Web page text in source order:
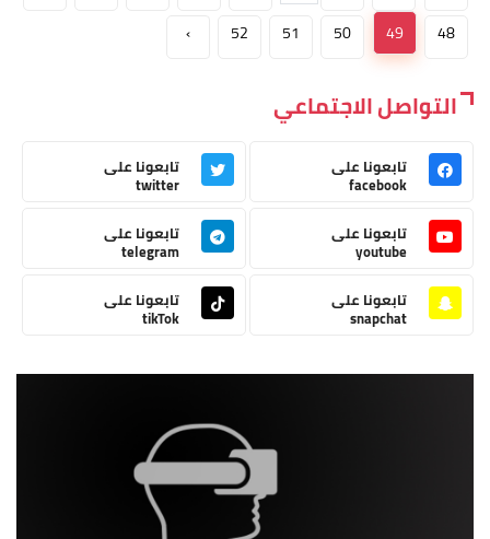
48
49
50
51
52
›
التواصل الاجتماعي
تابعونا على
facebook
تابعونا على
twitter
تابعونا على
youtube
تابعونا على
telegram
تابعونا على
snapchat
تابعونا على
tikTok